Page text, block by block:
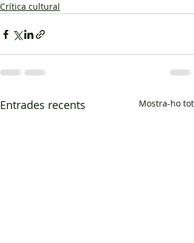
Crítica cultural
Entrades recents Mostra-ho tot